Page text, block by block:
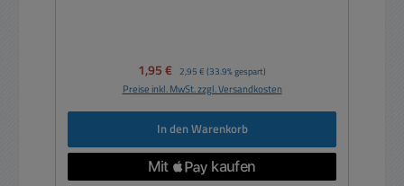
Verkaufspreis:
1,95 € Regulärer Preis:
2,95 € (33.9% gespart)
Preise inkl. MwSt. zzgl. Versandkosten
In den Warenkorb